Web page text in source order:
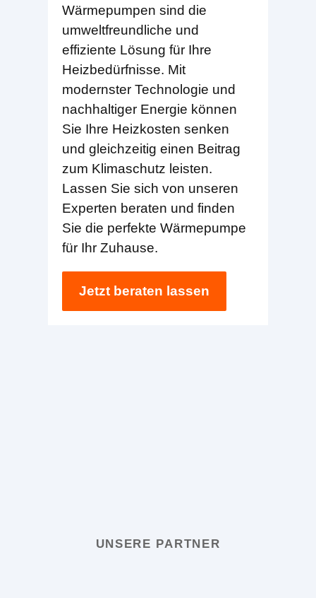
Wärmepumpen sind die
umweltfreundliche und
effiziente Lösung für Ihre
Heizbedürfnisse. Mit
modernster Technologie und
nachhaltiger Energie können
Sie Ihre Heizkosten senken
und gleichzeitig einen Beitrag
zum Klimaschutz leisten.
Lassen Sie sich von unseren
Experten beraten und finden
Sie die perfekte Wärmepumpe
für Ihr Zuhause.
Jetzt beraten lassen
UNSERE PARTNER